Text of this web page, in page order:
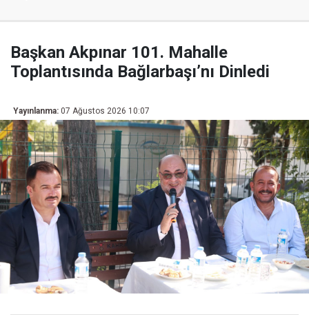
Başkan Akpınar 101. Mahalle
Toplantısında Bağlarbaşı’nı Dinledi
Yayınlanma: 07 Ağustos 2026 10:07